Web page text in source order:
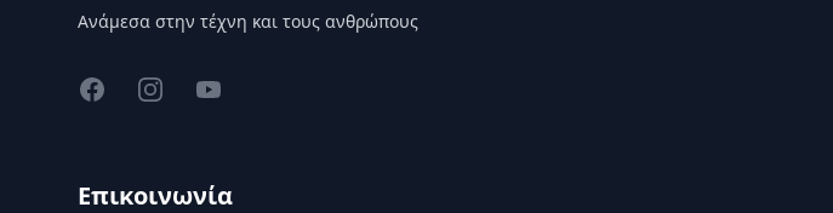
Ανάμεσα στην τέχνη και τους ανθρώπους
FacebookInstagramYouTube
Επικοινωνία